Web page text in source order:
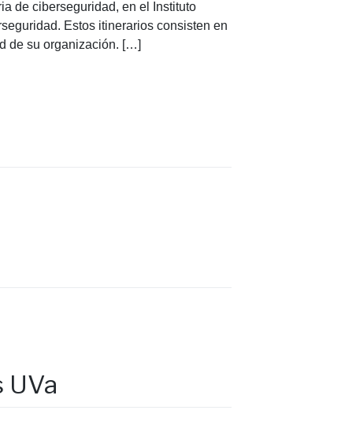
de ciberseguridad, en el Instituto
Estos itinerarios consisten en
de su organización. […]